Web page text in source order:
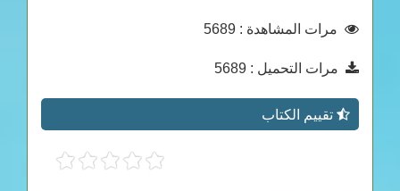
مرات المشاهدة : 5689
مرات التحميل : 5689
تقييم الكتاب